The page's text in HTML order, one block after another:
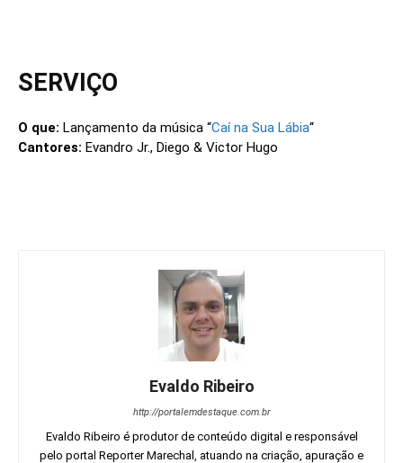
SERVIÇO
O que: Lançamento da música “Caí na Sua Lábia“
Cantores: Evandro Jr., Diego & Victor Hugo
Evaldo Ribeiro
http://portalemdestaque.com.br
Evaldo Ribeiro é produtor de conteúdo digital e responsável
pelo portal Reporter Marechal, atuando na criação, apuração e